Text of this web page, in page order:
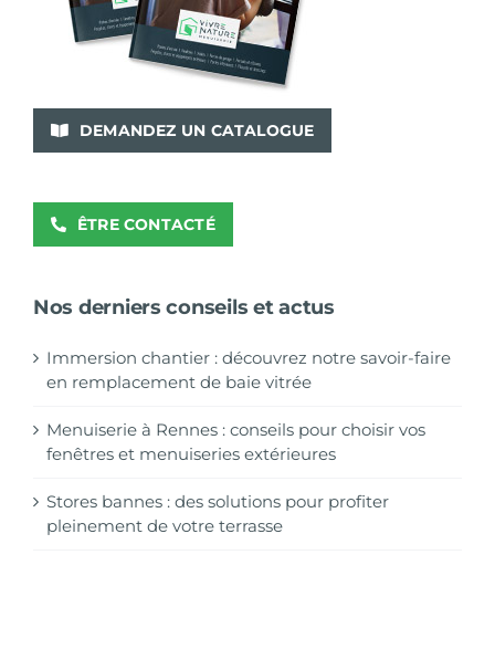
DEMANDEZ UN CATALOGUE
ÊTRE CONTACTÉ
Nos derniers conseils et actus
Immersion chantier : découvrez notre savoir-faire
en remplacement de baie vitrée
Menuiserie à Rennes : conseils pour choisir vos
fenêtres et menuiseries extérieures
Stores bannes : des solutions pour profiter
pleinement de votre terrasse